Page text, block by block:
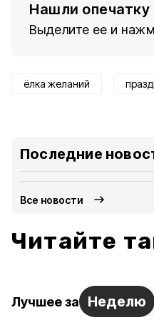
Нашли опечатку
Выделите ее и
ёлка желаний
Последние
Все новости
Читайте
Лучшее за Неделю